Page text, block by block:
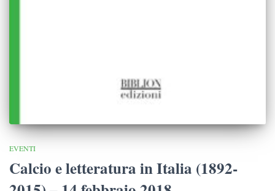
EVENTI
Calcio e letteratura in Italia (1892-